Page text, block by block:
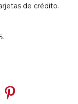
de crédito.